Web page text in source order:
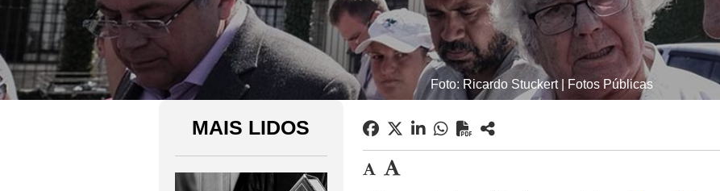
Foto: Ricardo Stuckert | Fotos Públicas
MAIS LIDOS